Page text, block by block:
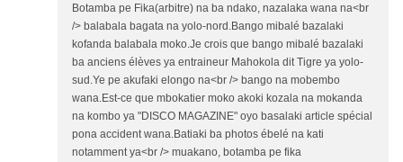
Botamba pe Fika(arbitre) na ba ndako, nazalaka wana na<br
/> balabala bagata na yolo-nord.Bango mibalé bazalaki
kofanda balabala moko.Je crois que bango mibalé bazalaki
ba anciens élèves ya entraineur Mahokola dit Tigre ya yolo-
sud.Ye pe akufaki elongo na<br /> bango na mobembo
wana.Est-ce que mbokatier moko akoki kozala na mokanda
na kombo ya "DISCO MAGAZINE" oyo basalaki article spécial
pona accident wana.Batiaki ba photos ébelé na kati
notamment ya<br /> muakano, botamba pe fika